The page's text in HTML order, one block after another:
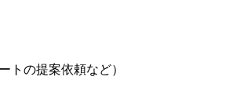
トの提案依頼など）